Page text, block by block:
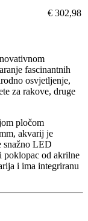
€ 302,98
fascinantnih
osvjetljenje,
za rakove, druge
pločom
akvarij je
snažno LED
poklopac od akrilne
i ima integriranu